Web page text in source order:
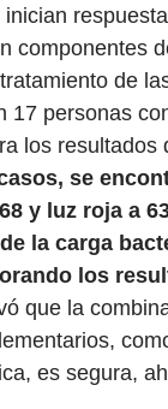
componentes
de
17 personas
los
se
y luz roja a
la carga
los
que la
es segura,